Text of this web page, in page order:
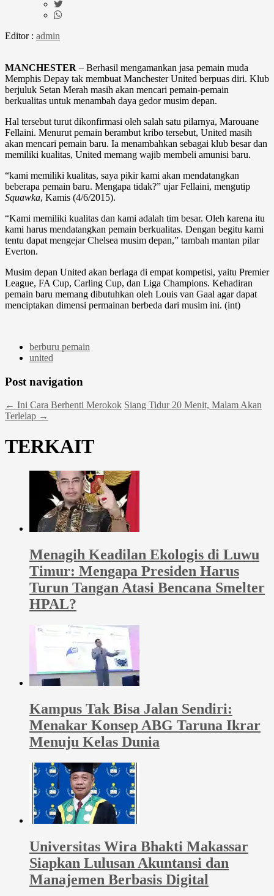
Editor : admin
MANCHESTER – Berhasil mengamankan jasa pemain muda
Memphis Depay tak membuat Manchester United berpuas diri. Klub
berjuluk Setan Merah masih akan mencari pemain-pemain
berkualitas untuk menambah daya gedor musim depan.
Hal tersebut turut dikonfirmasi oleh salah satu pilarnya, Marouane
Fellaini. Menurut pemain berambut kribo tersebut, United masih
akan mencari pemain baru. Ia menambahkan sebagai klub besar dan
memiliki kualitas, United memang wajib membeli amunisi baru.
“kami memiliki kualitas, saya pikir kami akan mendatangkan
beberapa pemain baru. Mengapa tidak?” ujar Fellaini, mengutip
Squawka, Kamis (4/6/2015).
“Kami memiliki kualitas dan kami adalah tim besar. Oleh karena itu
kami harus mendatangkan pemain berkualitas. Dengan begitu kami
tentu dapat mengejar Chelsea musim depan,” tambah mantan pilar
Everton.
Musim depan United akan berlaga di empat kompetisi, yaitu Premier
League, FA Cup, Carling Cup, dan Liga Champions. Kehadiran
pemain baru memang dibutuhkan oleh Louis van Gaal agar dapat
menciptakan dimensi permainan berbeda dari musim ini. (int)
berburu pemain
united
Post navigation
← Ini Cara Berhenti Merokok Siang Tidur 20 Menit, Malam Akan
Terlelap →
TERKAIT
Menagih Keadilan Ekologis di Luwu
Timur: Mengapa Presiden Harus
Turun Tangan Atasi Bencana Smelter
HPAL?
Kampus Tak Bisa Jalan Sendiri:
Menakar Konsep ABG Taruna Ikrar
Menuju Kelas Dunia
Universitas Wira Bhakti Makassar
Siapkan Lulusan Akuntansi dan
Manajemen Berbasis Digital